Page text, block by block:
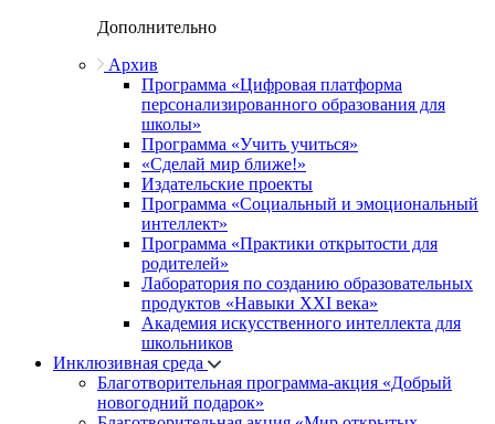
Дополнительно
Архив
Программа «Цифровая платформа
персонализированного образования для
школы»
Программа «Учить учиться»
«Сделай мир ближе!»
Издательские проекты
Программа «Социальный и эмоциональный
интеллект»
Программа «Практики открытости для
родителей»
Лаборатория по созданию образовательных
продуктов «Навыки XXI века»
Академия искусственного интеллекта для
школьников
Инклюзивная среда
Благотворительная программа-акция «Добрый
новогодний подарок»